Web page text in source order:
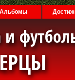
Альбомы